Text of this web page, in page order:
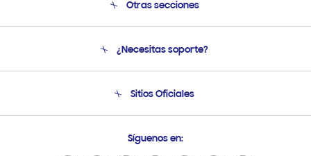
Otras secciones
Soporte
Condiciones de Compra
¿Necesitas soporte?
Soporte vía eMail
Sitios Oficiales
Samsung Ecuador
Síguenos en: